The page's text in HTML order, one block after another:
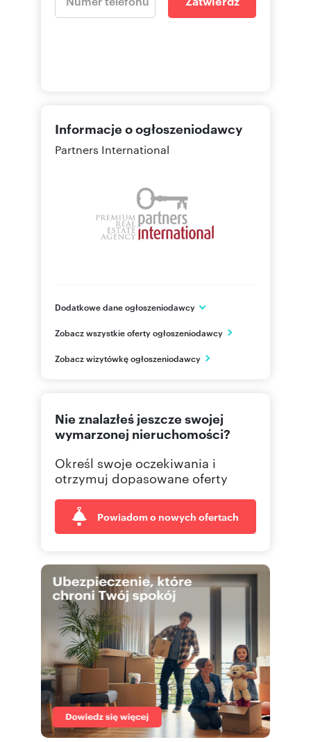
Informacje o ogłoszeniodawcy
Partners International
Dodatkowe dane ogłoszeniodawcy
Warszawa
PL
226465 Pokaż telefon
Zobacz wszystkie oferty ogłoszeniodawcy
Zobacz wizytówkę ogłoszeniodawcy
Nie znalazłeś jeszcze swojej
wymarzonej nieruchomości?
Określ swoje oczekiwania i
otrzymuj dopasowane oferty
Powiadom o nowych ofertach